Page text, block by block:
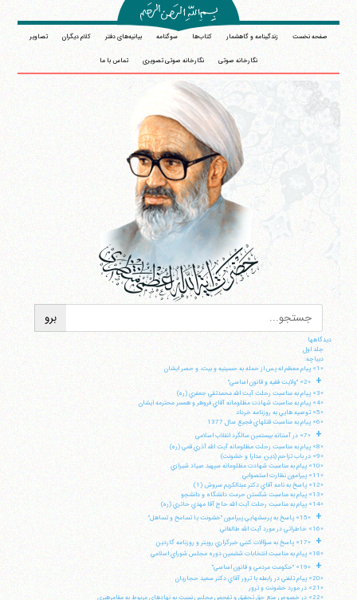
صفحه نخست زندگینامه و گاهشمار کتاب‌ها سوگنامه بیانیه‌های دفتر کلام دیگران تصاویر
نگارخانه صوتی نگارخانه صوتی تصویری تماس با ما
دیدگاهها
جلد اول
ديباچه:
«1» پيام معظم له پس از حمله به حسينيه و بيت، و حصر ايشان
+
«2» "ولايت فقيه و قانون اساسي"
«3» پيام به مناسبت رحلت آيت الله محمدتقي جعفري (ره)
«4» پيام به مناسبت شهادت مظلومانه آقاي فروهر و همسر محترمه ايشان
«5» توصيه هايي به روزنامه خرداد
«6» پيام به مناسبت قتلهاي فجيع سال 1377
+
«7» در آستانه بيستمين سالگرد انقلاب اسلامي
«8» پيام به مناسبت رحلت مظلومانه آيت الله آذري قمي (ره)
«9» در باب تزاحم (دين، مدارا و خشونت)
«10» پيام به مناسبت شهادت مظلومانه سپهبد صياد شيرازي
«11» پيرامون نظارت استصوابي
«12» پاسخ به نامه آقاي دكتر عبدالكريم سروش (1)
«13» پيام به مناسبت شكستن حرمت دانشگاه و دانشجو
«14» پپام به مناسبت رحلت آيت الله حاج آقا مهدي حائري (ره)
+
«15» پاسخ به پرسشهايي پيرامون "خشونت يا تسامح و تساهل"
«16» خاطراتي در مورد آيت الله طالقاني
+
«17» پاسخ به سؤالات كتبي خبرگزاري رويتر و روزنامه گاردين
«18» پيام به مناسبت انتخابات ششمين دوره مجلس شوراي اسلامي
+
«19» "حكومت مردمي و قانون اساسي"
«20» پيام تلفني در رابطه با ترور آقاي دكتر سعيد حجاريان
«21» در مورد خشونت و ترور
«22» در خصوص منع حق تحقيق و تفحص مجلس نسبت به نهادهاي مربوط به مقامرهبري